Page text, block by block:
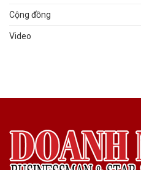
Cộng đồng
Video